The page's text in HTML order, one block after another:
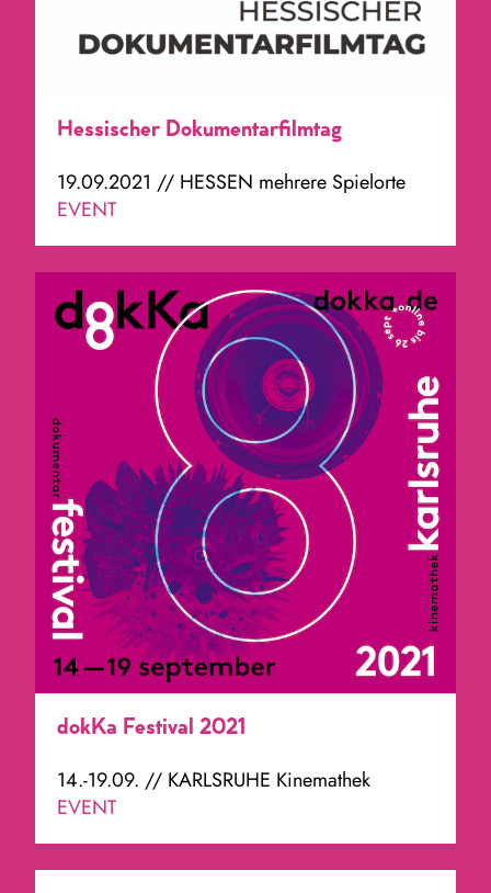
Hessischer Dokumentarfilmtag
19.09.2021 // HESSEN mehrere Spielorte
EVENT
dokKa Festival 2021
14.-19.09. // KARLSRUHE Kinemathek
EVENT